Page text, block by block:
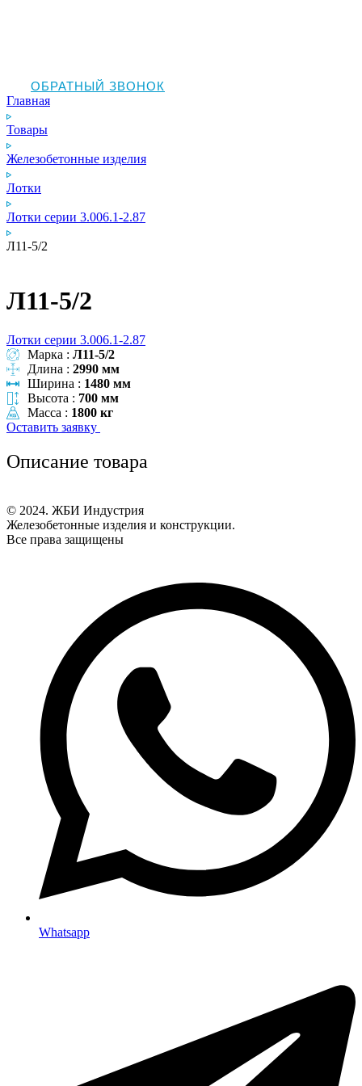
ОБРАТНЫЙ ЗВОНОК
Главная
Товары
Железобетонные изделия
Лотки
Лотки серии 3.006.1-2.87
Л11-5/2
Л11-5/2
Лотки серии 3.006.1-2.87
Марка : Л11-5/2
Длина : 2990 мм
Ширина : 1480 мм
Высота : 700 мм
Масса : 1800 кг
Оставить заявку
Описание товара
© 2024. ЖБИ Индустрия
Железобетонные изделия и конструкции.
Все права защищены
Whatsapp